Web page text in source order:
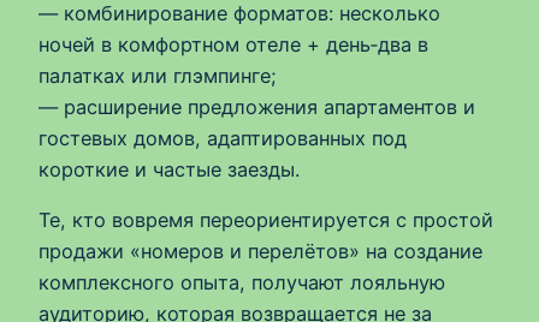
— комбинирование форматов: несколько
ночей в комфортном отеле + день‑два в
палатках или глэмпинге;
— расширение предложения апартаментов и
гостевых домов, адаптированных под
короткие и частые заезды.
Те, кто вовремя переориентируется с простой
продажи «номеров и перелётов» на создание
комплексного опыта, получают лояльную
аудиторию, которая возвращается не за